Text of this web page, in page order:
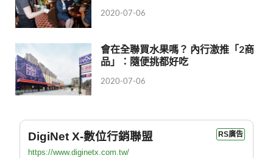
2020-07-06
會在全聯買水果嗎？ 內行激推「2商
品」：隨便挑都好吃
2020-07-06
DigiNet X-數位行銷聯盟 RS廣告
https://www.diginetx.com.tw/